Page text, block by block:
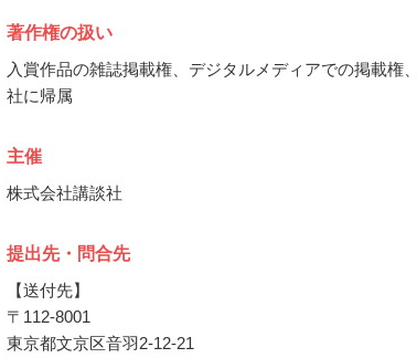
著作権の扱い
入賞作品の雑誌掲載権、デジタルメディアでの掲載権
社に帰属
主催
株式会社講談社
提出先・問合先
【送付先】
〒112-8001
東京都文京区音羽2-12-21